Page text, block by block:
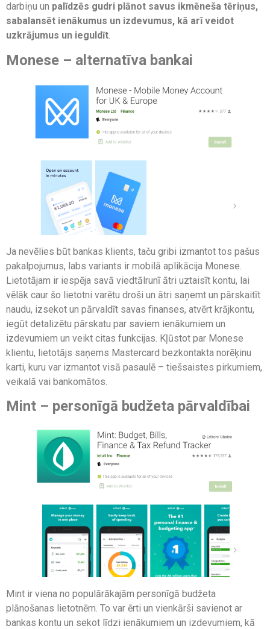
darbiņu un palīdzēs gudri plānot savus ikmēneša tēriņus,
sabalansēt ienākumus un izdevumus, kā arī veidot
uzkrājumus un ieguldīt.
Monese – alternatīva bankai
Ja nevēlies būt bankas klients, taču gribi izmantot tos pašus
pakalpojumus, labs variants ir mobilā aplikācija Monese.
Lietotājam ir iespēja savā viedtālrunī ātri uztaisīt kontu, lai
vēlāk caur šo lietotni varētu droši un ātri saņemt un pārskaitīt
naudu, izsekot un pārvaldīt savas finanses, atvērt krājkontu,
iegūt detalizētu pārskatu par saviem ienākumiem un
izdevumiem un veikt citas funkcijas. Kļūstot par Monese
klientu, lietotājs saņems Mastercard bezkontakta norēķinu
karti, kuru var izmantot visā pasaulē – tiešsaistes pirkumiem,
veikalā vai bankomātos.
Mint – personīgā budžeta pārvaldībai
Mint ir viena no populārākajām personīgā budžeta
plānošanas lietotnēm. To var ērti un vienkārši savienot ar
bankas kontu un sekot līdzi ienākumiem un izdevumiem, kā